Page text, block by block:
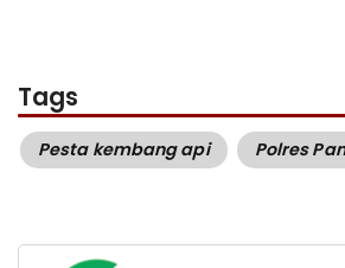
Tags
Pesta kembang api Polres